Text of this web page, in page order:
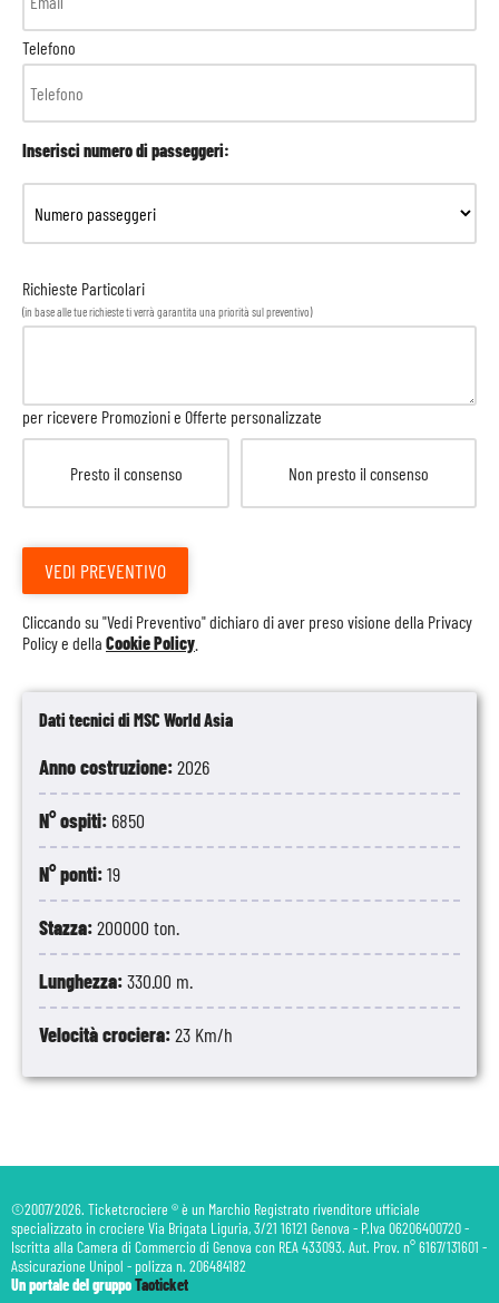
Dati tecnici di MSC World Asia
Anno costruzione:2026
N° ospiti: 6850
N° ponti:19
Stazza:200000 ton.
Lunghezza:330.00 m.
Velocità crociera:23 Km/h
Telefono
Inserisci numero di passeggeri:
Richieste Particolari
(in base alle tue richieste ti verrà garantita una priorità sul preventivo)
per ricevere Promozioni e Offerte personalizzate
Presto il consenso Non presto il consenso
VEDI PREVENTIVO
Cliccando su "Vedi Preventivo" dichiaro di aver preso visione della Privacy
Policye della Cookie Policy
©2007/2026. Ticketcrociere ® è un Marchio Registrato rivenditore ufficiale
specializzato in crociere Via Brigata Liguria, 3/21 16121 Genova - P.Iva 06206400720 -
Iscritta alla Camera di Commercio di Genova con REA 433093. Aut. Prov. n° 6167/131601 -
Assicurazione Unipol - polizza n. 206484182
Un portale del gruppoTaoticket